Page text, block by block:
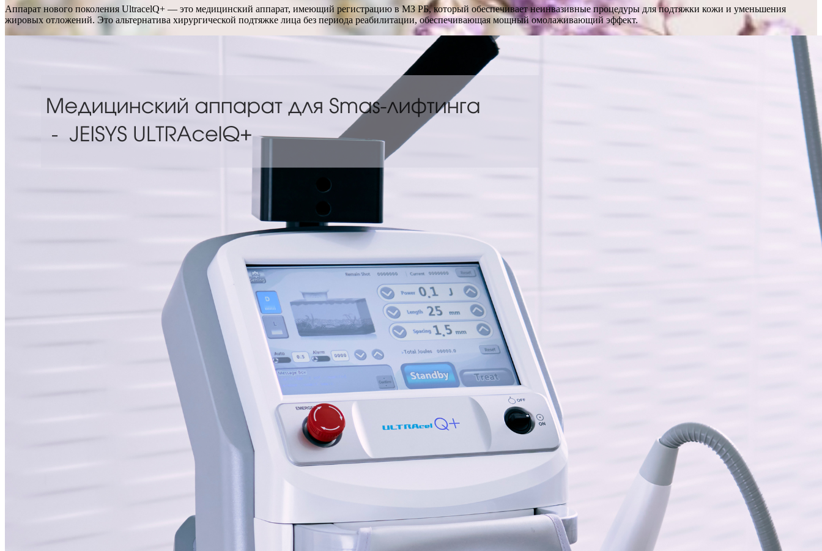
Аппарат нового поколения UltracelQ+ — это медицинский аппарат, имеющий регистрацию в МЗ РБ, который обеспечивает неинвазивные процедуры для подтяжки кожи и уменьшения
жировых отложений. Это альтернатива хирургической подтяжке лица без периода реабилитации, обеспечивающая мощный омолаживающий эффект.